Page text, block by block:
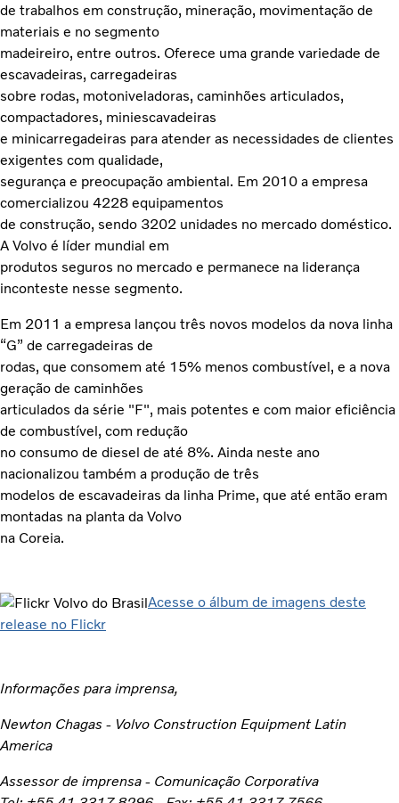
de trabalhos em construção, mineração, movimentação de
materiais e no segmento
madeireiro, entre outros. Oferece uma grande variedade de
escavadeiras, carregadeiras
sobre rodas, motoniveladoras, caminhões articulados,
compactadores, miniescavadeiras
e minicarregadeiras para atender as necessidades de clientes
exigentes com qualidade,
segurança e preocupação ambiental. Em 2010 a empresa
comercializou 4228 equipamentos
de construção, sendo 3202 unidades no mercado doméstico.
A Volvo é líder mundial em
produtos seguros no mercado e permanece na liderança
inconteste nesse segmento.
Em 2011 a empresa lançou três novos modelos da nova linha
“G” de carregadeiras de
rodas, que consomem até 15% menos combustível, e a nova
geração de caminhões
articulados da série "F", mais potentes e com maior eficiência
de combustível, com redução
no consumo de diesel de até 8%. Ainda neste ano
nacionalizou também a produção de três
modelos de escavadeiras da linha Prime, que até então eram
montadas na planta da Volvo
na Coreia.
Acesse o álbum de imagens deste
release no Flickr
Informações para imprensa,
Newton Chagas - Volvo Construction Equipment Latin
America
Assessor de imprensa - Comunicação Corporativa